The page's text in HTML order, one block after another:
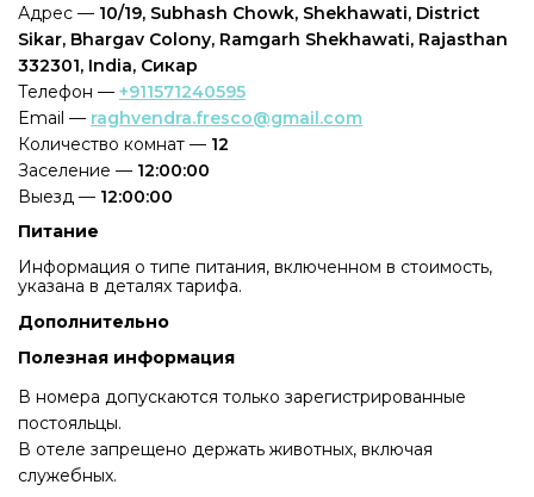
Адрес — 10/19, Subhash Chowk, Shekhawati, District
Sikar, Bhargav Colony, Ramgarh Shekhawati, Rajasthan
332301, India, Сикар
Телефон — +911571240595
Email — raghvendra.fresco@gmail.com
Количество комнат — 12
Заселение — 12:00:00
Выезд — 12:00:00
Питание
Информация о типе питания, включенном в стоимость,
указана в деталях тарифа.
Дополнительно
Полезная информация
В номера допускаются только зарегистрированные
постояльцы.
В отеле запрещено держать животных, включая
служебных.